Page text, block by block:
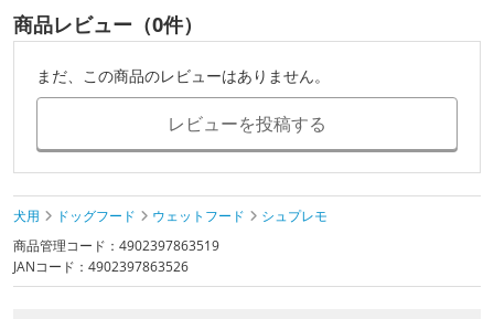
商品レビュー（0件）
まだ、この商品のレビューはありません。
レビューを投稿する
犬用 ドッグフード ウェットフード
シュプレモ
商品管理コード：4902397863519
JANコード：4902397863526